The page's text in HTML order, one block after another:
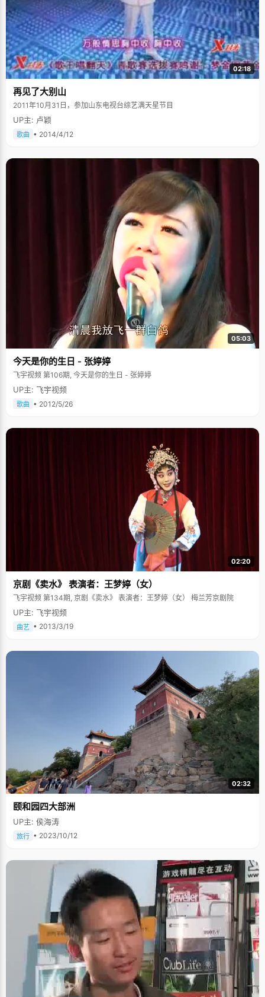
02:18
再见了大别山
2011年10月31日，参加山东电视台综艺满天星节目
UP主: 卢颖
歌曲 • 2014/4/12
05:03
今天是你的生日 - 张婷婷
飞宇视频 第106期, 今天是你的生日 - 张婷婷
UP主: 飞宇视频
歌曲 • 2012/5/26
02:20
京剧《卖水》 表演者：王梦婷（女）
飞宇视频 第134期, 京剧《卖水》 表演者：王梦婷（女） 梅兰芳京剧院
UP主: 飞宇视频
曲艺 • 2013/3/19
02:32
颐和园四大部洲
UP主: 侯海涛
旅行 • 2023/10/12